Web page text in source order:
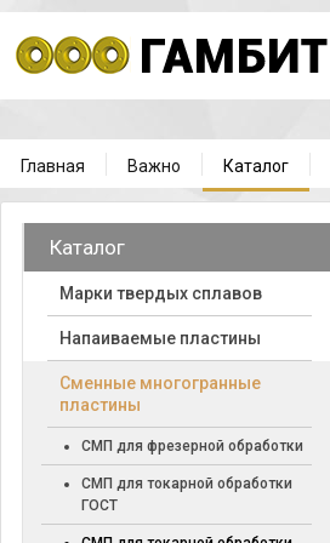
Главная Важно Каталог
Каталог
Марки твердых сплавов
Напаиваемые пластины
Cменные многогранные
пластины
СМП для фрезерной обработки
СМП для токарной обработки
ГОСТ